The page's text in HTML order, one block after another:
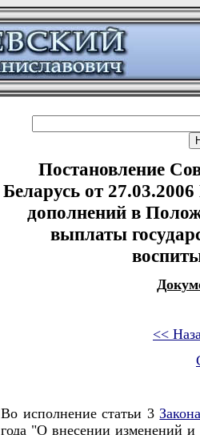
Постановление
Беларусь от
дополнений в
выплаты
<<
Во исполнение статьи 3
года "О внесении изменений